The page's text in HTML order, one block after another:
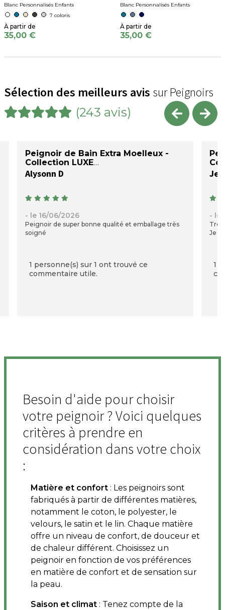
Blanc Personnalisés Enfants
7 coloris
35,00 €
Blanc Personnalisés Enfants
35,00 €
Sélection des meilleurs avis sur Peignoirs
(243 avis)
Peignoir de Bain Extra Moelleux -
Collection LUXE
Alysonn D
- le 16/06/2026
Peignoir de super bonne qualité et emballage très
soigné
1 personne(s) sur 1 ont trouvé ce
commentaire utile.
- le
Très
Je
1
Besoin d'aide pour choisir
votre peignoir ? Voici quelques
critères à prendre en
considération dans votre choix
:
Matière et confort : Les peignoirs sont
fabriqués à partir de différentes matières,
notamment le coton, le polyester, le
velours, le satin et le lin. Chaque matière
offre un niveau de confort, de douceur et
de chaleur différent. Choisissez un
peignoir en fonction de vos préférences
en matière de confort et de sensation sur
la peau.
Saison et climat : Tenez compte de la